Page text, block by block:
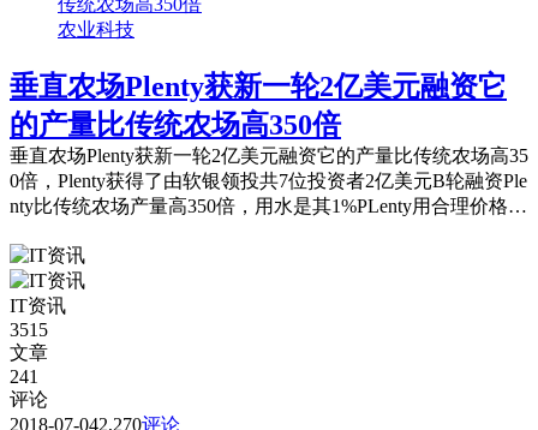
农业科技
垂直农场Plenty获新一轮2亿美元融资它
的产量比传统农场高350倍
垂直农场Plenty获新一轮2亿美元融资它的产量比传统农场高35
0倍，Plenty获得了由软银领投共7位投资者2亿美元B轮融资Ple
nty比传统农场产量高350倍，用水是其1%PLenty用合理价格、
IT资讯
3515
文章
241
评论
2018-07-042,270评论